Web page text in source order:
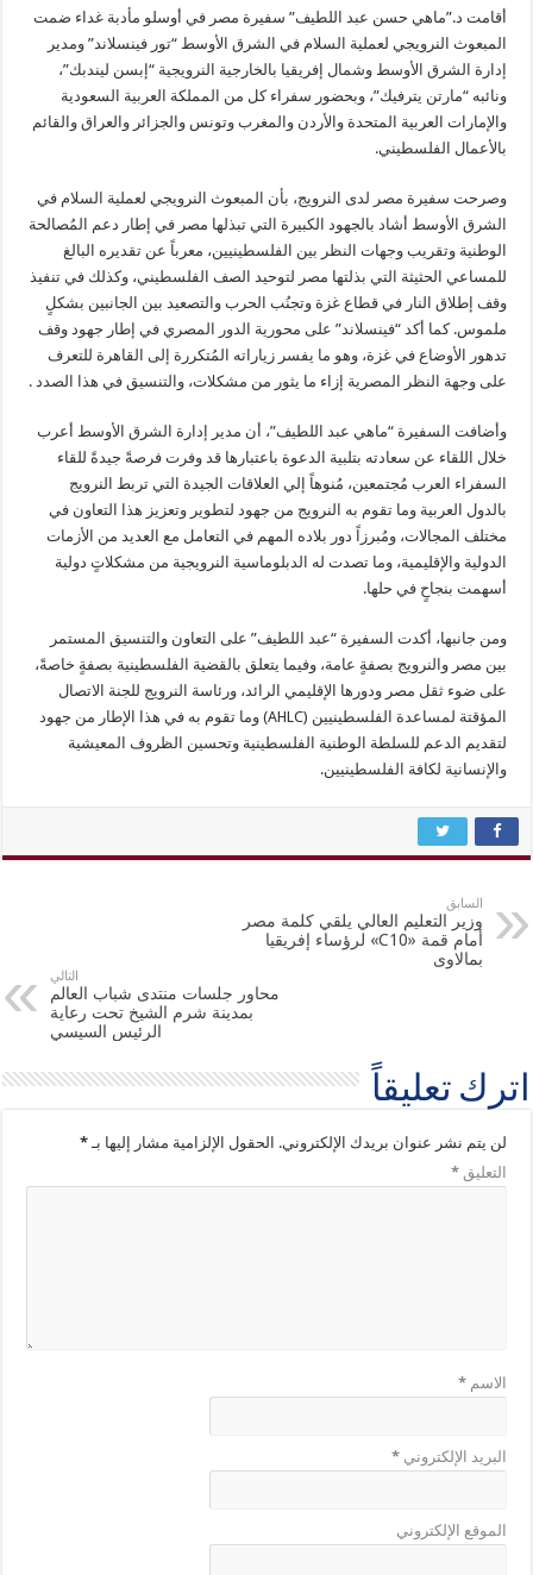
أقامت د.”ماهي حسن عبد اللطيف” سفيرة مصر في أوسلو مأدبة غداء ضمت
المبعوث النرويجي لعملية السلام في الشرق الأوسط “تور فينسلاند” ومدير
إدارة الشرق الأوسط وشمال إفريقيا بالخارجية النرويجية “إبسن ليندبك”،
ونائبه “مارتن يترفيك”، وبحضور سفراء كل من المملكة العربية السعودية
والإمارات العربية المتحدة والأردن والمغرب وتونس والجزائر والعراق والقائم
بالأعمال الفلسطيني.
وصرحت سفيرة مصر لدى النرويج، بأن المبعوث النرويجي لعملية السلام في
الشرق الأوسط أشاد بالجهود الكبيرة التي تبذلها مصر في إطار دعم المُصالحة
الوطنية وتقريب وجهات النظر بين الفلسطينيين، معرباً عن تقديره البالغ
للمساعي الحثيثة التي بذلتها مصر لتوحيد الصف الفلسطيني، وكذلك في تنفيذ
وقف إطلاق النار في قطاع غزة وتجنُب الحرب والتصعيد بين الجانبين بشكلٍ
ملموس. كما أكد “فينسلاند” على محورية الدور المصري في إطار جهود وقف
تدهور الأوضاع في غزة، وهو ما يفسر زياراته المُتكررة إلى القاهرة للتعرف
على وجهة النظر المصرية إزاء ما يثور من مشكلات، والتنسيق في هذا الصدد .
وأضافت السفيرة “ماهي عبد اللطيف”، أن مدير إدارة الشرق الأوسط أعرب
خلال اللقاء عن سعادته بتلبية الدعوة باعتبارها قد وفرت فرصةً جيدةً للقاء
السفراء العرب مُجتمعين، مُنوهاً إلي العلاقات الجيدة التي تربط النرويج
بالدول العربية وما تقوم به النرويج من جهود لتطوير وتعزيز هذا التعاون في
مختلف المجالات، ومُبرزاً دور بلاده المهم في التعامل مع العديد من الأزمات
الدولية والإقليمية، وما تصدت له الدبلوماسية النرويجية من مشكلاتٍ دولية
أسهمت بنجاحٍ في حلها.
ومن جانبها، أكدت السفيرة “عبد اللطيف” على التعاون والتنسيق المستمر
بين مصر والنرويج بصفةٍ عامة، وفيما يتعلق بالقضية الفلسطينية بصفةٍ خاصةً،
على ضوء ثقل مصر ودورها الإقليمي الرائد، ورئاسة النرويج للجنة الاتصال
المؤقتة لمساعدة الفلسطينيين (AHLC) وما تقوم به في هذا الإطار من جهود
لتقديم الدعم للسلطة الوطنية الفلسطينية وتحسين الظروف المعيشية
والإنسانية لكافة الفلسطينيين.
السابق
وزير التعليم العالي يلقي كلمة مصر
أمام قمة «C10» لرؤساء إفريقيا
بمالاوى
التالي
محاور جلسات منتدى شباب العالم
بمدينة شرم الشيخ تحت رعاية
الرئيس السيسي
اترك تعليقاً
لن يتم نشر عنوان بريدك الإلكتروني. الحقول الإلزامية مشار إليها بـ*
التعليق*
الاسم*
البريد الإلكتروني*
الموقع الإلكتروني